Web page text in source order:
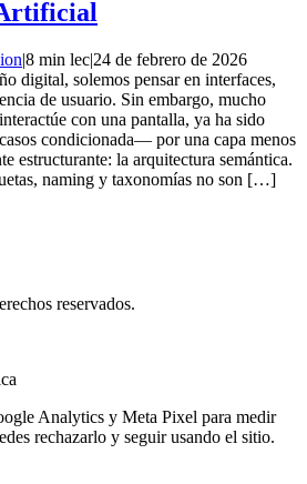
|8 min lec|24 de febrero de 2026
digital, solemos pensar en interfaces,
de usuario. Sin embargo, mucho
con una pantalla, ya ha sido
condicionada— por una capa menos
estructurante: la arquitectura semántica.
naming y taxonomías no son […]
reservados.
Analytics y Meta Pixel para medir
rechazarlo y seguir usando el sitio.